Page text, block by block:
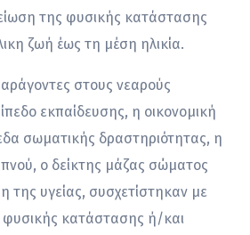
της φυσικής κατάστασης
ζωή έως τη μέση ηλικία.
στους νεαρούς
εκπαίδευσης, η οικονομική
σωματικής δραστηριότητας, η
ο δείκτης μάζας σώματος
της υγείας, συσχετίστηκαν με
φυσικής κατάστασης ή/και